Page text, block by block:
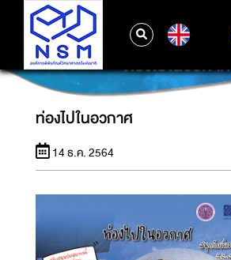
ท่องไปในอวกาศ
ท่องไปในอวกาศ
14 ธ.ค. 2564